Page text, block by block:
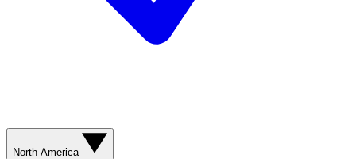
North America